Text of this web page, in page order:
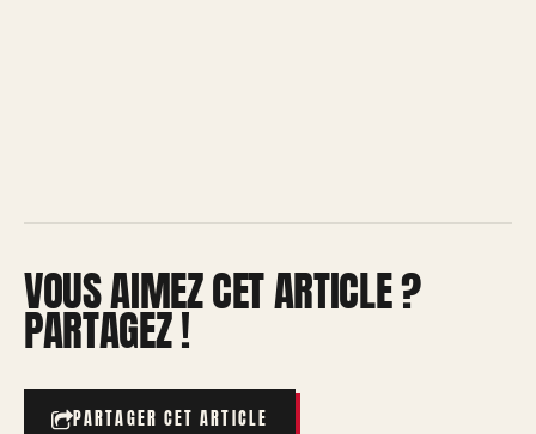
VOUS AIMEZ CET ARTICLE ?
PARTAGEZ !
PARTAGER CET ARTICLE